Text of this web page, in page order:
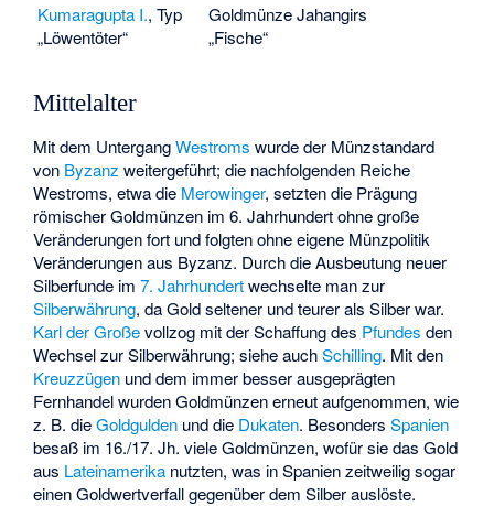
Kumaragupta I., Typ
„Löwentöter“
Goldmünze Jahangirs
„Fische“
Mittelalter
Mit dem UntergangWestroms wurde der Münzstandard
von Byzanz weitergeführt; die nachfolgenden Reiche
Westroms, etwa die Merowinger, setzten die Prägung
römischer Goldmünzen im 6. Jahrhundert ohne große
Veränderungen fort und folgten ohne eigene Münzpolitik
Veränderungen aus Byzanz. Durch die Ausbeutung neuer
Silberfunde im7. Jahrhundertwechselte man zur
Silberwährung, da Gold seltener und teurer als Silber war.
Karl der Großevollzog mit der Schaffung des Pfundes den
Wechsel zur Silberwährung; siehe auchSchilling. Mit den
Kreuzzügen und dem immer besser ausgeprägten
Fernhandel wurden Goldmünzen erneut aufgenommen, wie
z. B. dieGoldgulden und die Dukaten. BesondersSpanien
besaß im 16./17. Jh. viele Goldmünzen, wofür sie das Gold
aus Lateinamerika nutzten, was in Spanien zeitweilig sogar
einen Goldwertverfall gegenüber dem Silber auslöste.